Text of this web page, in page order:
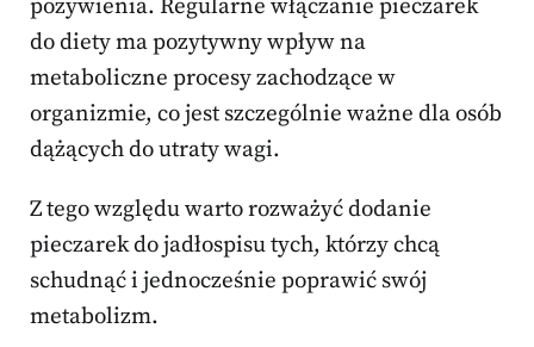
pożywienia. Regularne włączanie pieczarek
do diety ma pozytywny wpływ na
metaboliczne procesy zachodzące w
organizmie, co jest szczególnie ważne dla osób
dążących do utraty wagi.
Z tego względu warto rozważyć dodanie
pieczarek do jadłospisu tych, którzy chcą
schudnąć i jednocześnie poprawić swój
metabolizm.